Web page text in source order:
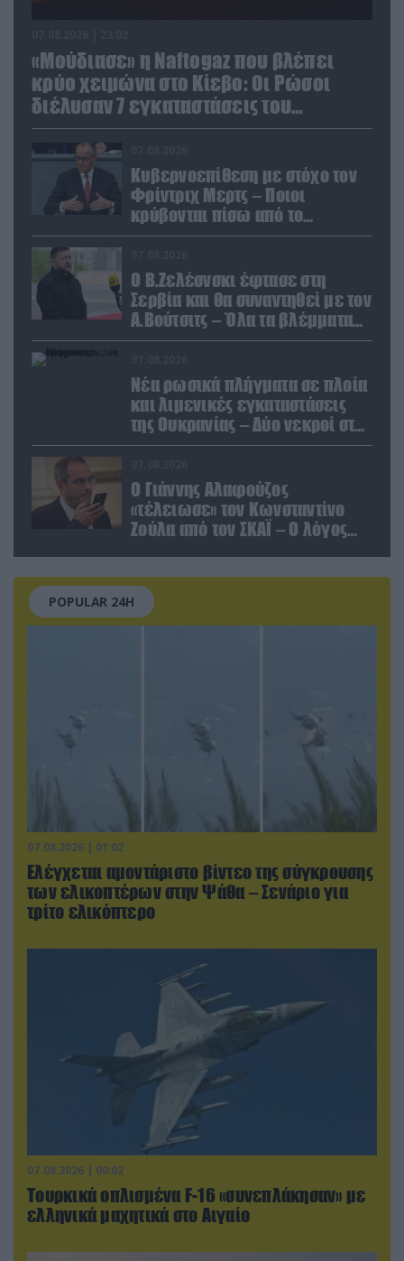
«Μούδιασε» η Naftogaz που βλέπει
κρύο χειμώνα στο Κίεβο: Οι Ρώσοι
διέλυσαν 7 εγκαταστάσεις του
ουκρανικού κολοσσού!
Κυβερνοεπίθεση με στόχο τον
Φρίντριχ Μερτς – Ποιοι
κρύβονται πίσω από το
παραποιημένο βίντεο
Ο Β.Ζελέσνσκι έφτασε στη
Σερβία και θα συναντηθεί με τον
Α.Βούτσιτς – Όλα τα βλέμματα
στις σχέσεις με τη Ρωσία
Νέα ρωσικά πλήγματα σε πλοία
και λιμενικές εγκαταστάσεις
της Ουκρανίας – Δύο νεκροί στην
Κριμαία
Ο Γιάννης Αλαφούζος
«τέλειωσε» τον Κωνσταντίνο
Ζούλα από τον ΣΚΑΪ – Ο λόγος
POPULAR 24H
07.08.2026 | 01:02
Ελέγχεται αμοντάριστο βίντεο της σύγκρουσης
των ελικοπτέρων στην Ψάθα – Σενάριο για
τρίτο ελικόπτερο
07.08.2026 | 00:02
Τουρκικά οπλισμένα F-16 «συνεπλάκησαν» με
ελληνικά μαχητικά στο Αιγαίο